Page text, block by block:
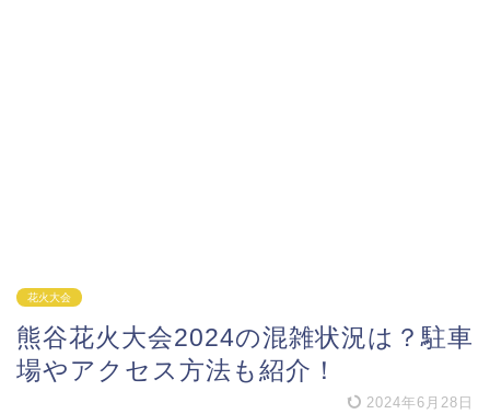
花火大会
熊谷花火大会2024の混雑状況は？駐車
場やアクセス方法も紹介！
2024年6月28日